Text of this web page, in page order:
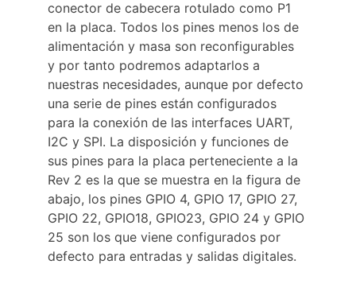
conector de cabecera rotulado como P1
en la placa. Todos los pines menos los de
alimentación y masa son reconfigurables
y por tanto podremos adaptarlos a
nuestras necesidades, aunque por defecto
una serie de pines están configurados
para la conexión de las interfaces UART,
I2C y SPI. La disposición y funciones de
sus pines para la placa perteneciente a la
Rev 2 es la que se muestra en la figura de
abajo, los pines GPIO 4, GPIO 17, GPIO 27,
GPIO 22, GPIO18, GPIO23, GPIO 24 y GPIO
25 son los que viene configurados por
defecto para entradas y salidas digitales.